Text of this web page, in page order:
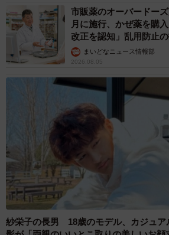
市販薬のオーバードー
月に施行、かぜ薬を購
改正を認知」乱用防止
まいどなニュース情報部
2026.08.05
紗栄子の長男 18歳のモデル、カジュア